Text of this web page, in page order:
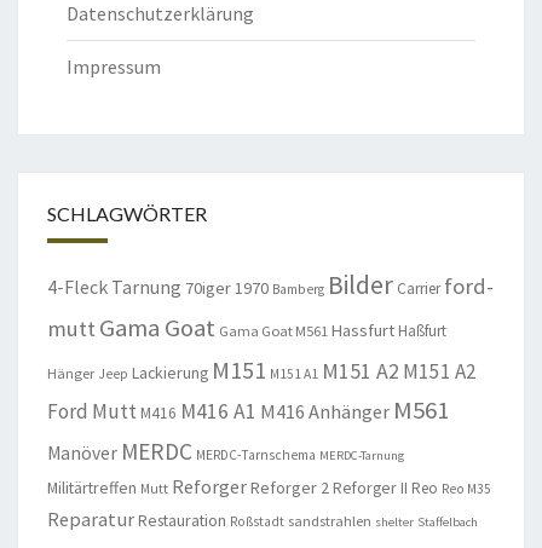
Datenschutzerklärung
Impressum
SCHLAGWÖRTER
4-Fleck Tarnung 70iger1970 Bamberg Bilder Carrier ford-
mutt Gama Goat Gama Goat M561 Hassfurt Haßfurt
Hänger Jeep Lackierung M151 M151 A1 M151 A2 M151 A2
Ford Mutt M416 M416 A1 M416 Anhänger M561
Manöver MERDC MERDC-Tarnschema MERDC-Tarnung
Militärtreffen Mutt ReforgerReforger 2Reforger II Reo Reo M35
ReparaturRestauration Roßstadt sandstrahlen shelter Staffelbach